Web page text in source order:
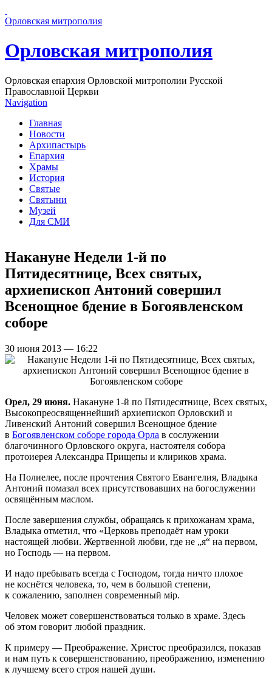
Орловская митрополия
Орловская митрополия
Орловская епархия Орловской митрополии Русской
Православной Церкви
Navigation
Главная
Новости
Архипастырь
Епархия
Храмы
История
Святые
Святыни
Музей
Для СМИ
Накануне Недели 1-й по
Пятидесятнице, Всех святых,
архиепископ Антоний совершил
Всенощное бдение в Богоявленском
соборе
30 июня 2013 — 16:22
Орел, 29 июня. Накануне 1-й по Пятидесятнице, Всех святых,
Высокопреосвященнейший архиепископ Орловский и
Ливенский Антоний совершил Всенощное бдение
в Богоявленском соборе города Орла в сослужении
благочинного Орловского округа, настоятеля собора
протоиерея Александра Прищепы и клириков храма.
На Полиелее, после прочтения Святого Евангелия, Владыка
Антоний помазал всех присутствовавших на богослужении
освящённым маслом.
После завершения службы, обращаясь к прихожанам храма,
Владыка отметил, что «Церковь преподаёт нам уроки
настоящей любви. Жертвенной любви, где не „я“ на первом,
но Господь — на первом.
И надо пребывать всегда с Господом, тогда ничто плохое
не коснётся человека, то, чем в большой степени,
к сожалению, заполнен современный мiр.
Человек может совершенствоваться только в храме. Здесь
об этом говорит любой праздник.
К примеру — Преображение. Христос преобразился, показав
и нам путь к совершенствованию, преображению, изменению
к лучшему всего строя нашей души.